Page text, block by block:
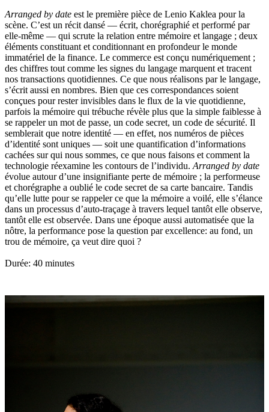
Arranged by date est le première pièce de Lenio Kaklea pour la
scène. C’est un récit dansé — écrit, chorégraphié et performé par
elle-même — qui scrute la relation entre mémoire et langage ; deux
éléments constituant et conditionnant en profondeur le monde
immatériel de la finance. Le commerce est conçu numériquement ;
des chiffres tout comme les signes du langage marquent et tracent
nos transactions quotidiennes. Ce que nous réalisons par le langage,
s’écrit aussi en nombres. Bien que ces correspondances soient
conçues pour rester invisibles dans le flux de la vie quotidienne,
parfois la mémoire qui trébuche révèle plus que la simple faiblesse à
se rappeler un mot de passe, un code secret, un code de sécurité. Il
semblerait que notre identité — en effet, nos numéros de pièces
d’identité sont uniques — soit une quantification d’informations
cachées sur qui nous sommes, ce que nous faisons et comment la
technologie réexamine les contours de l’individu. Arranged by date
évolue autour d’une insignifiante perte de mémoire ; la performeuse
et chorégraphe a oublié le code secret de sa carte bancaire. Tandis
qu’elle lutte pour se rappeler ce que la mémoire a voilé, elle s’élance
dans un processus d’auto-traçage à travers lequel tantôt elle observe,
tantôt elle est observée. Dans une époque aussi automatisée que la
nôtre, la performance pose la question par excellence: au fond, un
trou de mémoire, ça veut dire quoi ?
Durée: 40 minutes